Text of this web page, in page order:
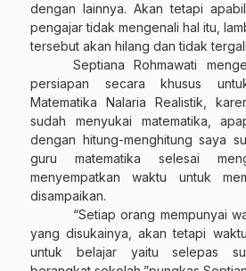
dengan lainnya. Akan tetapi
pengajar tidak mengenali hal itu,
tersebut akan hilang dan tidak
Septiana Rohmawati
persiapan secara khusus
Matematika Nalaria Realistik,
sudah menyukai matematika,
dengan hitung-menghitung saya
guru matematika selesai
menyempatkan waktu untuk
disampaikan.
“Setiap orang mempunyai
yang disukainya, akan tetapi
untuk belajar yaitu selepas